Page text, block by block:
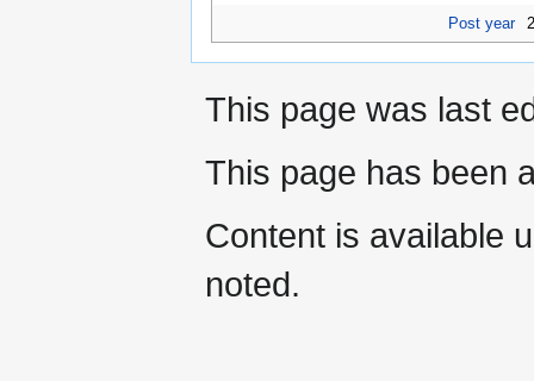
Post year
This page was last
This page has been
Content is available
noted.